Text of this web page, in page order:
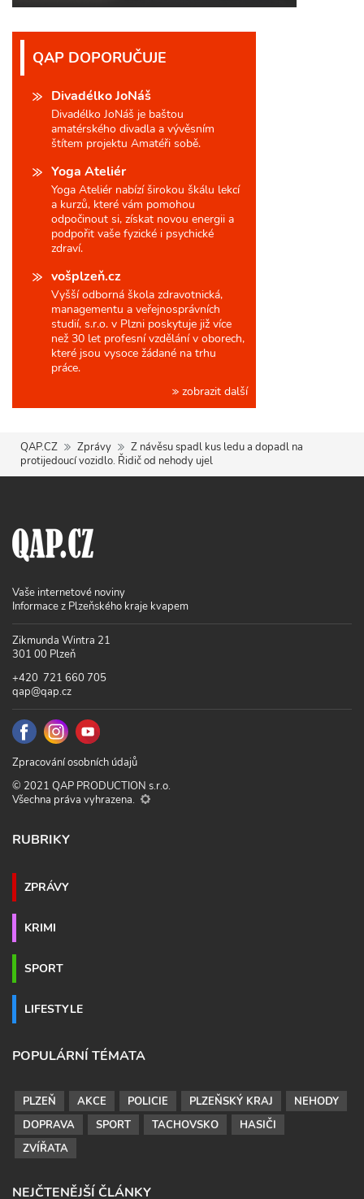
QAP DOPORUČUJE
Divadélko JoNáš
Divadélko JoNáš je baštou
amatérského divadla a vývěsním
štítem projektu Amatéři sobě.
Yoga Ateliér
Yoga Ateliér nabízí širokou škálu lekcí
a kurzů, které vám pomohou
odpočinout si, získat novou energii a
podpořit vaše fyzické i psychické
zdraví.
vošplzeň.cz
Vyšší odborná škola zdravotnická,
managementu a veřejnosprávních
studií, s.r.o. v Plzni poskytuje již více
než 30 let profesní vzdělání v oborech,
které jsou vysoce žádané na trhu
práce.
zobrazit další
QAP.CZ Zprávy
Z návěsu spadl kus ledu a dopadl na
protijedoucí vozidlo. Řidič od nehody ujel
Vaše internetové noviny
Informace z Plzeňského kraje kvapem
Zikmunda Wintra 21
301 00 Plzeň
+420 721 660 705
qap@qap.cz
Zpracování osobních údajů
© 2021 QAP PRODUCTION s.r.o.
Všechna práva vyhrazena.
RUBRIKY
ZPRÁVY
KRIMI
SPORT
LIFESTYLE
POPULÁRNÍ TÉMATA
PLZEŇ AKCE POLICIE PLZEŇSKÝ KRAJ
NEHODY
DOPRAVA
SPORT TACHOVSKO
HASIČI
ZVÍŘATA
NEJČTENĚJŠÍ ČLÁNKY